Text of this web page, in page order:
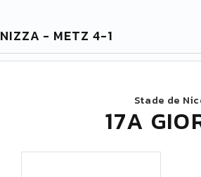
NIZZA - METZ 4-1
Stade de
17A